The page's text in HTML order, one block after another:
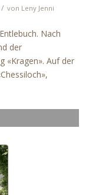
/ von Leny Jenni
Nach
der
«Kragen». Auf der